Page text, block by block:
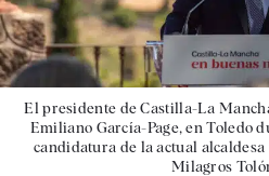
El presidente de Castilla-La
Emiliano García-Page, en Toledo
candidatura de la actual
Milagros